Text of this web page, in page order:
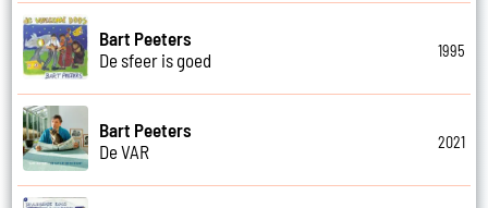
Bart Peeters
De sfeer is goed
1995
Bart Peeters
De VAR
2021